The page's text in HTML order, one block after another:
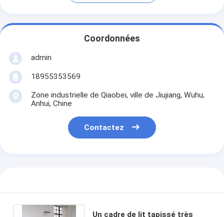
Coordonnées
admin
18955353569
Zone industrielle de Qiaobei, ville de Jiujiang, Wuhu,
Anhui, Chine
Contactez
Un cadre de lit tapissé très